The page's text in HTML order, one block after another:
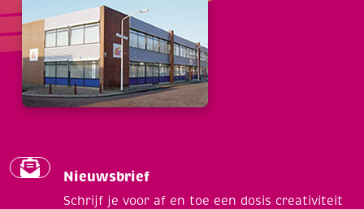
Nieuwsbrief
Schrijf je voor af en toe een dosis creativiteit